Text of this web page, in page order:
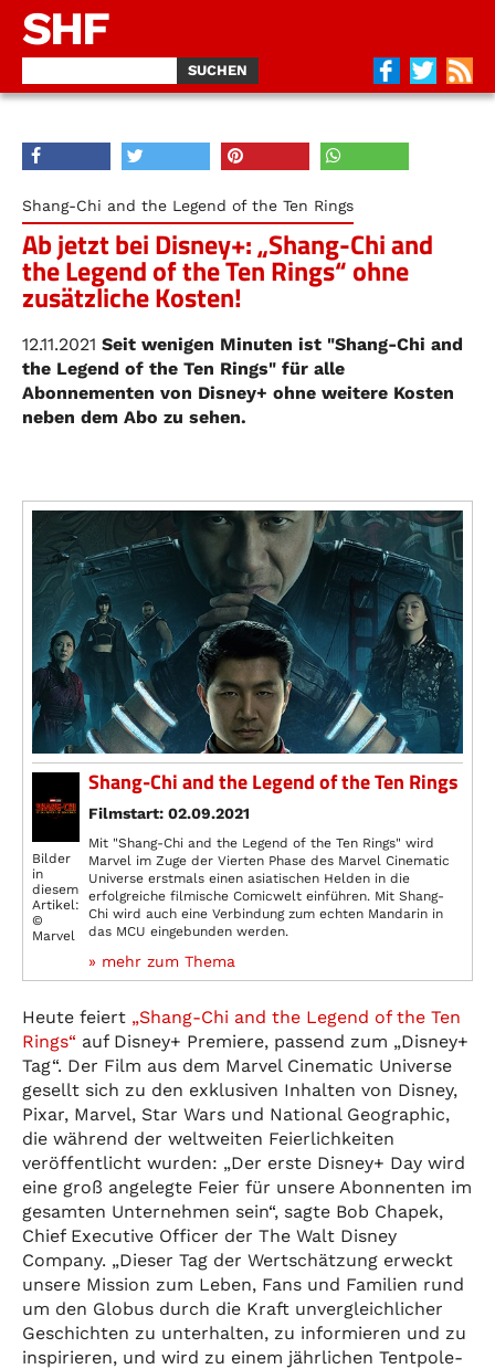
SHF
Shang-Chi and the Legend of the Ten Rings
Ab jetzt bei Disney+: „Shang-Chi and
the Legend of the Ten Rings“ ohne
zusätzliche Kosten!
12.11.2021 Seit wenigen Minuten ist "Shang-Chi and
the Legend of the Ten Rings" für alle
Abonnementen von Disney+ ohne weitere Kosten
neben dem Abo zu sehen.
Bilder
in
diesem
Artikel:
©
Marvel
Shang-Chi and the Legend of the Ten Rings
Filmstart: 02.09.2021
Mit "Shang-Chi and the Legend of the Ten Rings" wird
Marvel im Zuge der Vierten Phase des Marvel Cinematic
Universe erstmals einen asiatischen Helden in die
erfolgreiche filmische Comicwelt einführen. Mit Shang-
Chi wird auch eine Verbindung zum echten Mandarin in
das MCU eingebunden werden.
» mehr zum Thema
Heute feiert „Shang-Chi and the Legend of the Ten
Rings“ auf Disney+ Premiere, passend zum „Disney+
Tag“. Der Film aus dem Marvel Cinematic Universe
gesellt sich zu den exklusiven Inhalten von Disney,
Pixar, Marvel, Star Wars und National Geographic,
die während der weltweiten Feierlichkeiten
veröffentlicht wurden: „Der erste Disney+ Day wird
eine groß angelegte Feier für unsere Abonnenten im
gesamten Unternehmen sein“, sagte Bob Chapek,
Chief Executive Officer der The Walt Disney
Company. „Dieser Tag der Wertschätzung erweckt
unsere Mission zum Leben, Fans und Familien rund
um den Globus durch die Kraft unvergleichlicher
Geschichten zu unterhalten, zu informieren und zu
inspirieren, und wird zu einem jährlichen Tentpole-